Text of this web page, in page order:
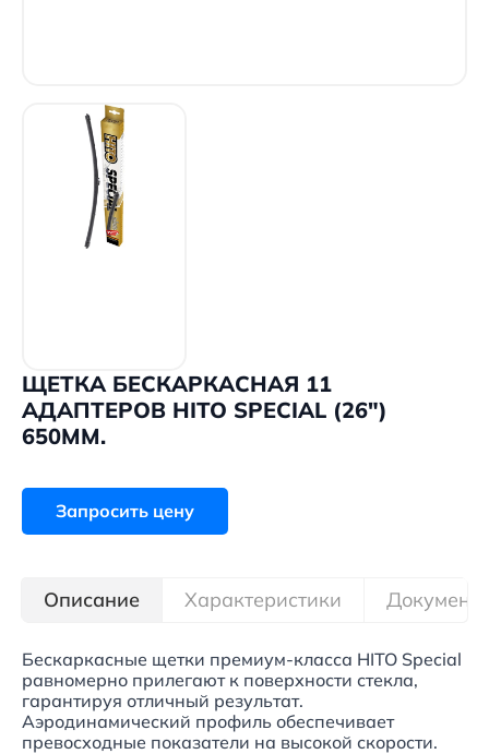
ЩЕТКА БЕСКАРКАСНАЯ 11
АДАПТЕРОВ HITO SPECIAL (26″)
650ММ.
Запросить цену
Описание Характеристики
Бескаркасные щетки премиум-класса HITO Special
равномерно прилегают к поверхности стекла,
гарантируя отличный результат.
Аэродинамический профиль обеспечивает
превосходные показатели на высокой скорости.